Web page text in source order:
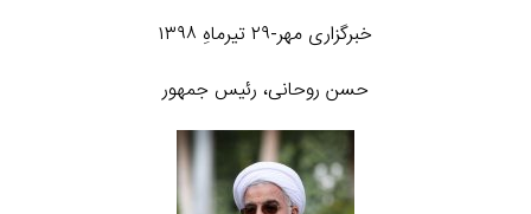
خبرگزاری مهر-۲۹ تیرماهِ ۱۳۹۸
حسن روحانی، رئیس جمهور